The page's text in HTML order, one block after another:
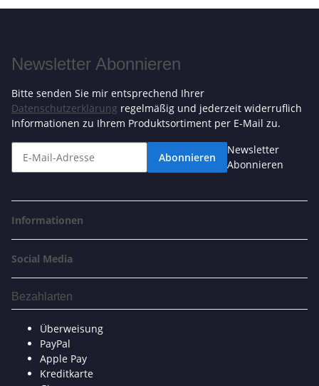
Newsletter Abonnieren
Bitte senden Sie mir entsprechend Ihrer
Datenschutzerklärung regelmäßig und jederzeit widerruflich
Informationen zu Ihrem Produktsortiment per E-Mail zu.
Abonnieren
Newsletter
Abonnieren
Informationen
Social Media
Bezahlarten
Überweisung
PayPal
Apple Pay
Kreditkarte